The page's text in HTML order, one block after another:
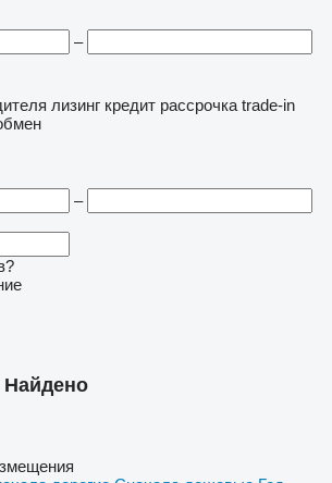
–
лизинг кредит рассрочка trade-in
–
Найдено